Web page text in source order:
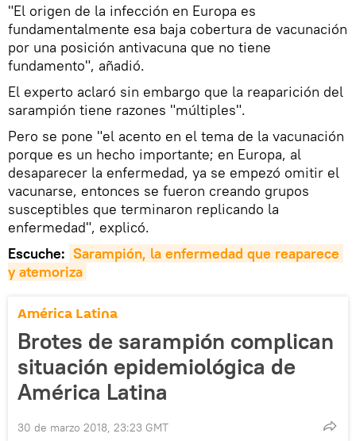
"El origen de la infección en Europa es
fundamentalmente esa baja cobertura de vacunación
por una posición antivacuna que no tiene
fundamento", añadió.
El experto aclaró sin embargo que la reaparición del
sarampión tiene razones "múltiples".
Pero se pone "el acento en el tema de la vacunación
porque es un hecho importante; en Europa, al
desaparecer la enfermedad, ya se empezó omitir el
vacunarse, entonces se fueron creando grupos
susceptibles que terminaron replicando la
enfermedad", explicó.
Escuche: Sarampión, la enfermedad que reaparece
y atemoriza
América Latina
Brotes de sarampión complican
situación epidemiológica de
América Latina
30 de marzo 2018, 23:23 GMT